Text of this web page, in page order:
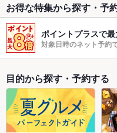
お得な特集から探す・予
ポイントプラスで
対象日時のネット予約
目的から探す・予約する